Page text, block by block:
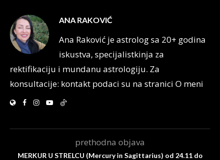
ANA RAKOVIĆ
Ana Raković je astrolog sa 20+ godina
iskustva, specijalistkinja za
rektifikaciju i mundanu astrologiju. Za
konsultacije: kontakt podaci su na stranici O meni
prethodna objava
MERKUR U STRELCU (Mercury in Sagittarius) od 24.11 do